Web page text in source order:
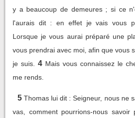
y a beaucoup de demeures ; si ce
l'aurais dit : en effet je vais vous
Lorsque je vous aurai préparé une
vous prendrai avec moi, afin que vous
je suis.
4 Mais vous connaissez le
me rends.
5 Thomas lui dit : Seigneur, nous ne
vas, comment pourrions-nous